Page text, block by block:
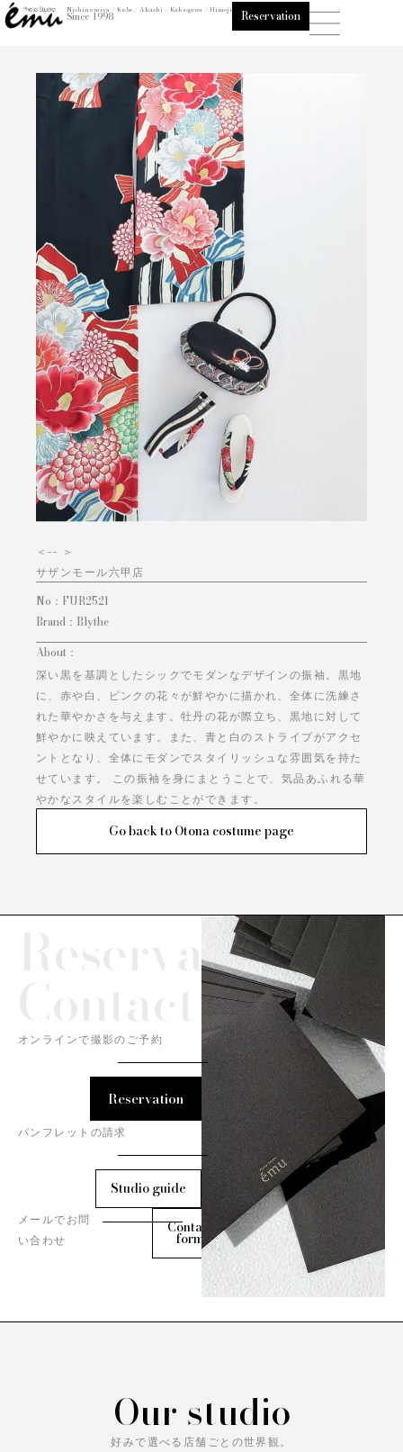
内
容
Nishinomiya / Kobe / Akashi / Kakogawa / Himeji
Since 1998 Reservation
＜-- ＞
サザンモール六甲店
No： FUR2521
Brand： Blythe
About：
深い黒を基調としたシックでモダンなデザインの振袖。黒地
に、赤や白、ピンクの花々が鮮やかに描かれ、全体に洗練さ
れた華やかさを与えます。牡丹の花が際立ち、黒地に対して
鮮やかに映えています。また、青と白のストライプがアクセ
ントとなり、全体にモダンでスタイリッシュな雰囲気を持た
せています。 この振袖を身にまとうことで、気品あふれる華
やかなスタイルを楽しむことができます。
Go back to Otona costume page
Reservation/
オンラインで撮影のご予約
Reservation
パンフレットの請求
Studio guide
メールでお問
い合わせ
Contact
form
Our studio
好みで選べる店舗ごとの世界観。